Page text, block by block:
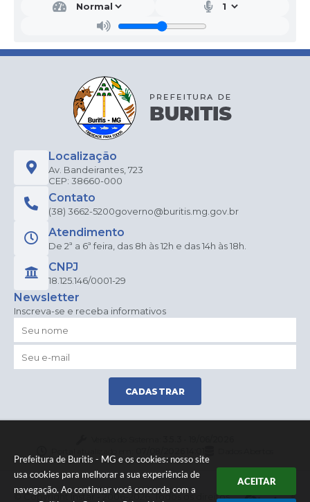
Prefeitura de Buritis - MG e os cookies: nosso site
usa cookies para melhorar a sua experiência de
navegação. Ao continuar você concorda com a
ACEITAR
etar
pal
AlveLocalização
Av. Bandeirantes, 723
CEP: 38660-000
Contato
(38) 3662-5200governo@buritis.mg.gov.br
Atendimento
De 2ª a 6ª feira, das 8h às 12h e das 14h às 18h.
CNPJ
18.125.146/0001-29
Newsletter
Inscreva-se e receba informativos
CADASTRAR
© Copyright Instar - 2006-2026. Todos os direitos